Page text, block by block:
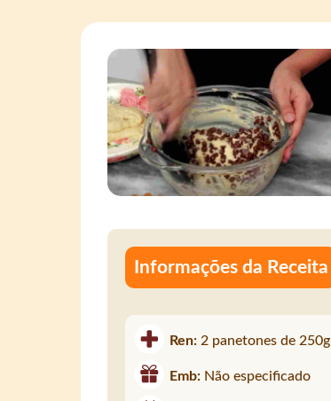
Informações da Receita
Ren: 2 panetones de 250g
Emb: Não especificado